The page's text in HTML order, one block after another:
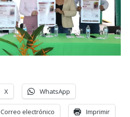
X WhatsApp
Correo electrónico Imprimir